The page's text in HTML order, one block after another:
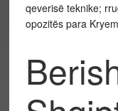
qeverisë teknike;
opozitës para